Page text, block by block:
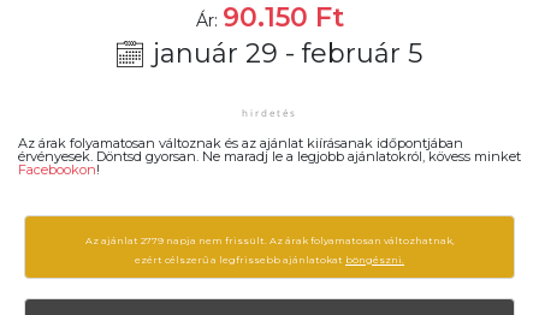
Ár: 90.150 Ft
január 29 - február 5
Az árak folyamatosan változnak és az ajánlat kiírásanak időpontjában
érvényesek. Döntsd gyorsan. Ne maradj le a legjobb ajánlatokról, kövess minket
Facebookon!
Az ajánlat 2779 napja nem frissült. Az árak folyamatosan változhatnak,
ezért célszerű a legfrissebb ajánlatokat böngészni.